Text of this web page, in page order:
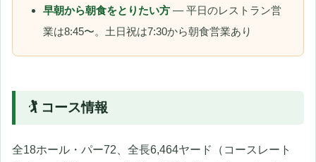
早朝から朝食をとりたい方 — 平日のレストラン営
業は8:45〜。土日祝は7:30から朝食営業あり
🏌️ コース情報
全18ホール・パー72、全長6,464ヤード（コースレート